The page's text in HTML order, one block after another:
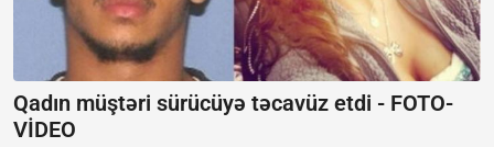
Qadın müştəri sürücüyə təcavüz etdi - FOTO-
VİDEO